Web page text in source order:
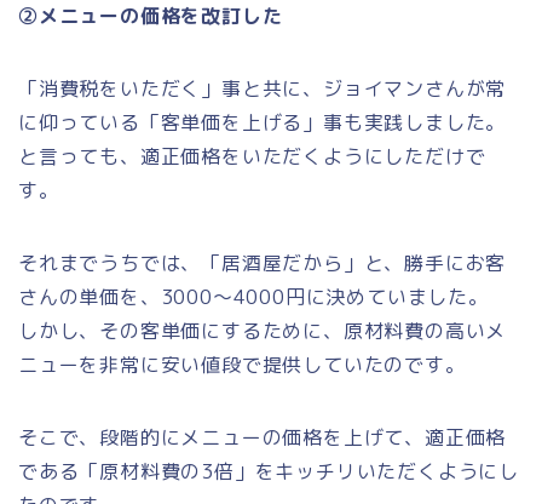
②メニューの価格を改訂した
「消費税をいただく」事と共に、ジョイマンさんが常
に仰っている「客単価を上げる」事も実践しました。
と言っても、適正価格をいただくようにしただけで
す。
それまでうちでは、「居酒屋だから」と、勝手にお客
さんの単価を、3000～4000円に決めていました。
しかし、その客単価にするために、原材料費の高いメ
ニューを非常に安い値段で提供していたのです。
そこで、段階的にメニューの価格を上げて、適正価格
である「原材料費の3倍」をキッチリいただくようにし